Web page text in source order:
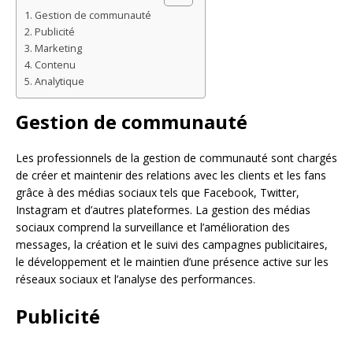
Gestion de communauté
Publicité
Marketing
Contenu
Analytique
Gestion de communauté
Les professionnels de la gestion de communauté sont chargés
de créer et maintenir des relations avec les clients et les fans
grâce à des médias sociaux tels que Facebook, Twitter,
Instagram et d’autres plateformes. La gestion des médias
sociaux comprend la surveillance et l’amélioration des
messages, la création et le suivi des campagnes publicitaires,
le développement et le maintien d’une présence active sur les
réseaux sociaux et l’analyse des performances.
Publicité